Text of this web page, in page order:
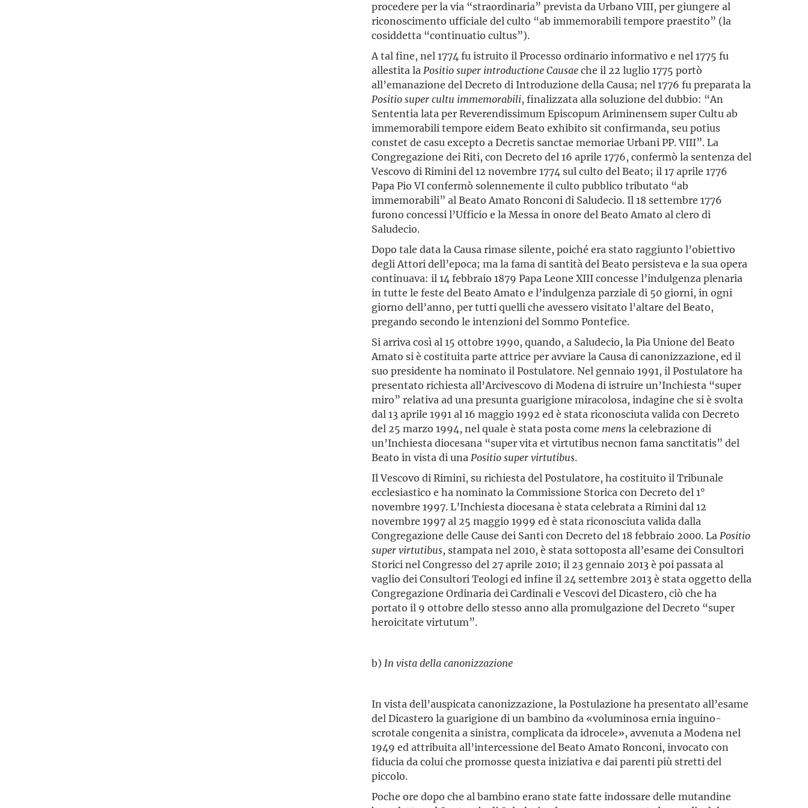
procedere per la via “straordinaria” prevista da Urbano VIII, per giungere al
riconoscimento ufficiale del culto “ab immemorabili tempore praestito” (la
cosiddetta “continuatio cultus”).
A tal fine, nel 1774 fu istruito il Processo ordinario informativo e nel 1775 fu
allestita la Positio super introductione Causaeche il 22 luglio 1775 portò
all’emanazione del Decreto di Introduzione della Causa; nel 1776 fu preparata la
Positio super cultu immemorabili, finalizzata alla soluzione del dubbio: “An
Sententia lata per Reverendissimum Episcopum Ariminensem super Cultu ab
immemorabili tempore eidem Beato exhibito sit confirmanda, seu potius
constet de casu excepto a Decretis sanctae memoriae Urbani PP. VIII”. La
Congregazione dei Riti, con Decreto del 16 aprile 1776, confermò la sentenza del
Vescovo di Rimini del 12 novembre 1774 sul culto del Beato; il 17 aprile 1776
Papa Pio VI confermò solennemente il culto pubblico tributato “ab
immemorabili” al Beato Amato Ronconi di Saludecio. Il 18 settembre 1776
furono concessi l’Ufficio e la Messa in onore del Beato Amato al clero di
Saludecio.
Dopo tale data la Causa rimase silente, poiché era stato raggiunto l’obiettivo
degli Attori dell’epoca; ma la fama di santità del Beato persisteva e la sua opera
continuava: il 14 febbraio 1879 Papa Leone XIII concesse l’indulgenza plenaria
in tutte le feste del Beato Amato e l’indulgenza parziale di 50 giorni, in ogni
giorno dell’anno, per tutti quelli che avessero visitato l’altare del Beato,
pregando secondo le intenzioni del Sommo Pontefice.
Si arriva così al 15 ottobre 1990, quando, a Saludecio, la Pia Unione del Beato
Amato si è costituita parte attrice per avviare la Causa di canonizzazione, ed il
suo presidente ha nominato il Postulatore. Nel gennaio 1991, il Postulatore ha
presentato richiesta all’Arcivescovo di Modena di istruire un’Inchiesta “super
miro” relativa ad una presunta guarigione miracolosa, indagine che si è svolta
dal 13 aprile 1991 al 16 maggio 1992 ed è stata riconosciuta valida con Decreto
del 25 marzo 1994, nel quale è stata posta come mensla celebrazione di
un’Inchiesta diocesana “super vita et virtutibus necnon fama sanctitatis” del
Beato in vista di una Positio super virtutibus.
Il Vescovo di Rimini, su richiesta del Postulatore, ha costituito il Tribunale
ecclesiastico e ha nominato la Commissione Storica con Decreto del 1°
novembre 1997. L’Inchiesta diocesana è stata celebrata a Rimini dal 12
novembre 1997 al 25 maggio 1999 ed è stata riconosciuta valida dalla
Congregazione delle Cause dei Santi con Decreto del 18 febbraio 2000. La Positio
super virtutibus, stampata nel 2010, è stata sottoposta all’esame dei Consultori
Storici nel Congresso del 27 aprile 2010; il 23 gennaio 2013 è poi passata al
vaglio dei Consultori Teologi ed infine il 24 settembre 2013 è stata oggetto della
Congregazione Ordinaria dei Cardinali e Vescovi del Dicastero, ciò che ha
portato il 9 ottobre dello stesso anno alla promulgazione del Decreto “super
heroicitate virtutum”.
b) In vista della canonizzazione
In vista dell’auspicata canonizzazione, la Postulazione ha presentato all’esame
del Dicastero la guarigione di un bambino da «voluminosa ernia inguino-
scrotale congenita a sinistra, complicata da idrocele», avvenuta a Modena nel
1949 ed attribuita all’intercessione del Beato Amato Ronconi, invocato con
fiducia da colui che promosse questa iniziativa e dai parenti più stretti del
piccolo.
Poche ore dopo che al bambino erano state fatte indossare delle mutandine